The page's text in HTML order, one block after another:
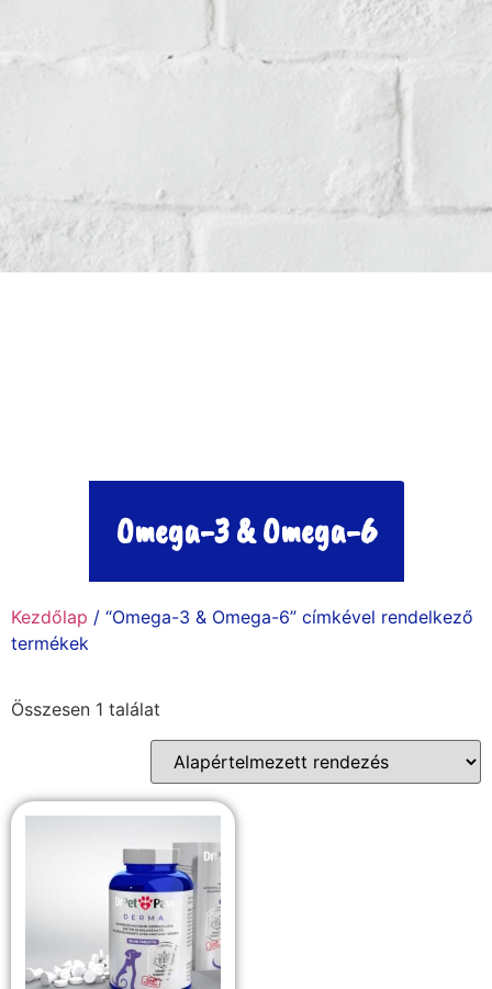
Omega-3 & Omega-6
Kezdőlap / “Omega-3 & Omega-6” címkével rendelkező
termékek
Összesen 1 találat